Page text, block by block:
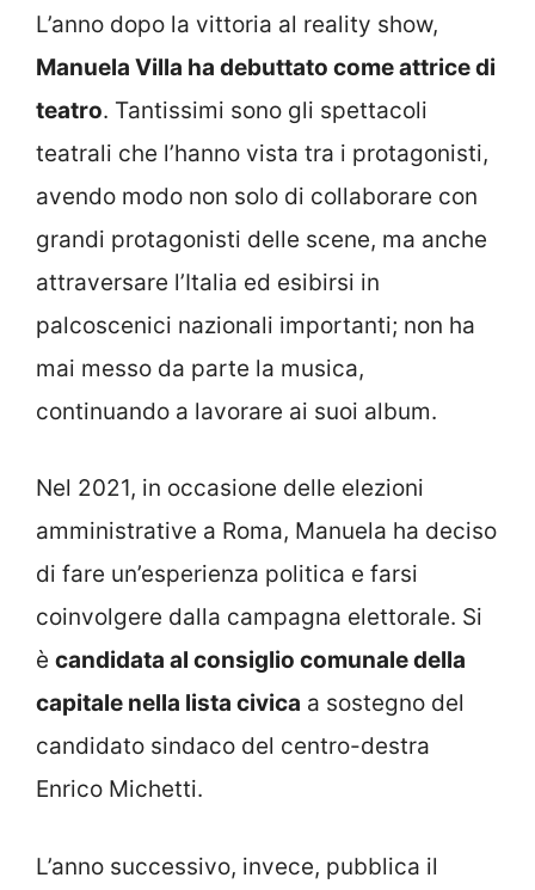
L’anno dopo la vittoria al reality show,
Manuela Villa ha debuttato come attrice di
teatro. Tantissimi sono gli spettacoli
teatrali che l’hanno vista tra i protagonisti,
avendo modo non solo di collaborare con
grandi protagonisti delle scene, ma anche
attraversare l’Italia ed esibirsi in
palcoscenici nazionali importanti; non ha
mai messo da parte la musica,
continuando a lavorare ai suoi album.
Nel 2021, in occasione delle elezioni
amministrative a Roma, Manuela ha deciso
di fare un’esperienza politica e farsi
coinvolgere dalla campagna elettorale. Si
è candidata al consiglio comunale della
capitale nella lista civica a sostegno del
candidato sindaco del centro-destra
Enrico Michetti.
L’anno successivo, invece, pubblica il